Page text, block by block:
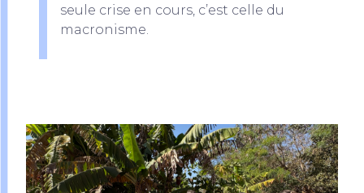
seule crise en cours, c’est celle du
macronisme.